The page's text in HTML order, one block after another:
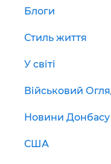
Блоги
Стиль життя
У світі
Військовий
Новини Донбасу
США